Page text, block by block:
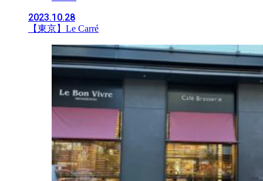
2023.10.28
【東京】Le Carré